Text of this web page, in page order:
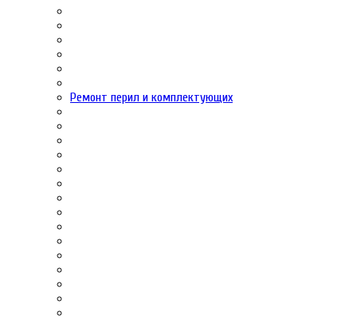
Ремонт перил и комплектующих